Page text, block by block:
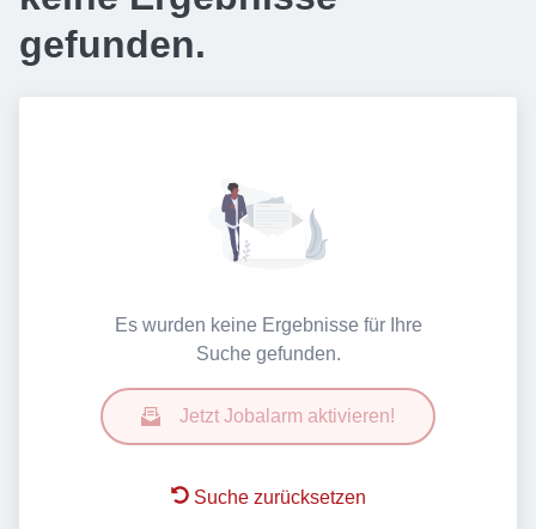
gefunden.
Es wurden keine Ergebnisse für Ihre
Suche gefunden.
Jetzt Jobalarm aktivieren!
Suche zurücksetzen